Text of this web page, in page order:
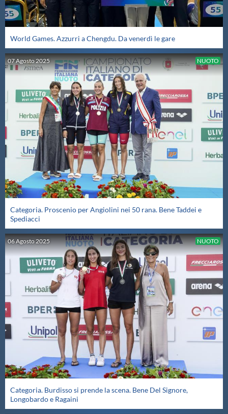
World Games. Azzurri a Chengdu. Da venerdì le gare
NUOTO
07Agosto 2025
Categoria. Proscenio per Angiolini nei 50 rana. Bene Taddei e
Spediacci
NUOTO
06Agosto 2025
Categoria. Burdisso si prende la scena. Bene Del Signore,
Longobardo e Ragaini